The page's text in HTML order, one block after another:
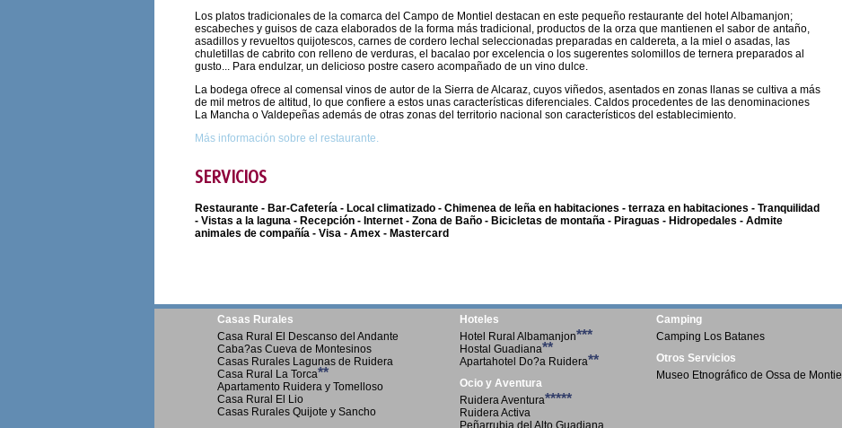
Los platos tradicionales de la comarca del Campo de Montiel destacan en este pequeño restaurante del hotel Albamanjon;
escabeches y guisos de caza elaborados de la forma más tradicional, productos de la orza que mantienen el sabor de antaño,
asadillos y revueltos quijotescos, carnes de cordero lechal seleccionadas preparadas en caldereta, a la miel o asadas, las
chuletillas de cabrito con relleno de verduras, el bacalao por excelencia o los sugerentes solomillos de ternera preparados al
gusto... Para endulzar, un delicioso postre casero acompañado de un vino dulce.
La bodega ofrece al comensal vinos de autor de la Sierra de Alcaraz, cuyos viñedos, asentados en zonas llanas se cultiva a más
de mil metros de altitud, lo que confiere a estos unas características diferenciales. Caldos procedentes de las denominaciones
La Mancha o Valdepeñas además de otras zonas del territorio nacional son característicos del establecimiento.
Más información sobre el restaurante.
SERVICIOS
Restaurante - Bar-Cafetería - Local climatizado - Chimenea de leña en habitaciones - terraza en habitaciones - Tranquilidad
- Vistas a la laguna - Recepción - Internet - Zona de Baño - Bicicletas de montaña - Piraguas - Hidropedales - Admite
animales de compañía - Visa - Amex - Mastercard
Casas Rurales
Casa Rural El Descanso del Andante
Caba?as Cueva de Montesinos
Casas Rurales Lagunas de Ruidera
Casa Rural La Torca**
Apartamento Ruidera y Tomelloso
Casa Rural El Lio
Casas Rurales Quijote y Sancho
Hoteles
Hotel Rural Albamanjon***
Hostal Guadiana**
Apartahotel Do?a Ruidera**
Ocio y Aventura
Ruidera Aventura*****
Ruidera Activa
Peñarrubia del Alto Guadiana
Camping
Camping Los Batanes
Otros Servicios
Museo Etnográfico de Ossa de Montiel